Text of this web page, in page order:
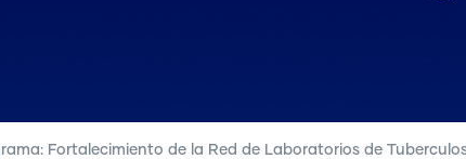
Fortalecimiento de la Red de Laboratorios de